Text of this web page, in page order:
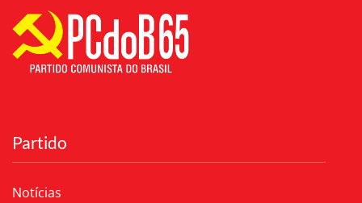
Partido
Notícias